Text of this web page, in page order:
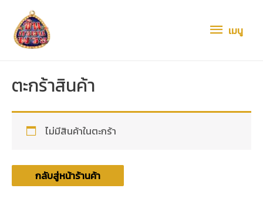
เมนูเมนู
ตะกร้าสินค้า
ไม่มีสินค้าในตะกร้า
กลับสู่หน้าร้านค้า